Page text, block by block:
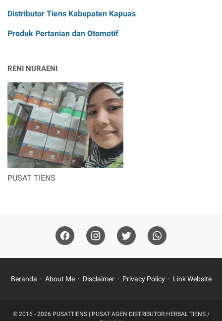
Distributor Tiens Kabupaten Kapuas
Produk Pertanian dan Otomotif
RENI NURAENI
PUSAT TIENS
Beranda About Me Disclaimer Privacy Policy Link Website
© 2016 - 2026 PUSATTIENS | PUSAT AGEN DISTRIBUTOR HERBAL TIENS /